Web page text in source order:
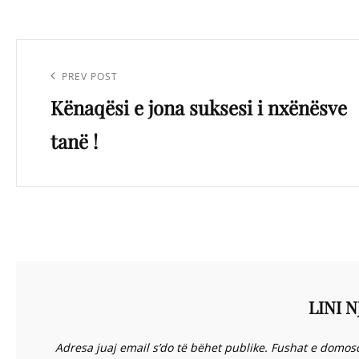
postimet
Previous
Post
PREV POST
Kënaqësi e jona suksesi i nxënësve
tanë !
LINI
Adresa juaj email s’do të bëhet publike. Fushat e